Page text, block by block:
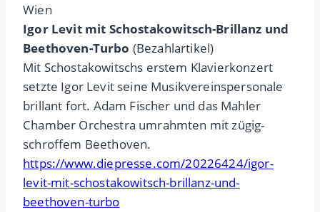
Wien
Igor Levit mit Schostakowitsch-Brillanz und
Beethoven-Turbo (Bezahlartikel)
Mit Schostakowitschs erstem Klavierkonzert
setzte Igor Levit seine Musikvereinspersonale
brillant fort. Adam Fischer und das Mahler
Chamber Orchestra umrahmten mit zügig-
schroffem Beethoven.
https://www.diepresse.com/20226424/igor-
levit-mit-schostakowitsch-brillanz-und-
beethoven-turbo